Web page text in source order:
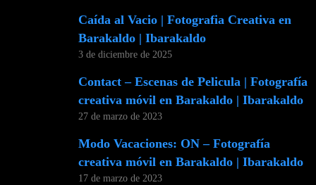
Caída al Vacio | Fotografia Creativa en
Barakaldo | Ibarakaldo
3 de diciembre de 2025
Contact – Escenas de Pelicula | Fotografía
creativa móvil en Barakaldo | Ibarakaldo
27 de marzo de 2023
Modo Vacaciones: ON – Fotografía
creativa móvil en Barakaldo | Ibarakaldo
17 de marzo de 2023